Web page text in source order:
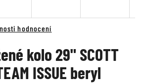
hodnocení
kolo 29" SCOTT
ISSUE beryl